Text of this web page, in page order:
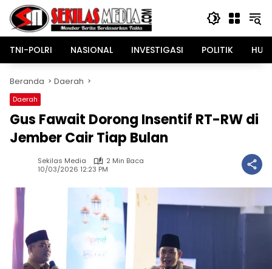
Langsung
konten
TNI-POLRI
NASIONAL INVESTIGASI POLITIK
Beranda Daerah
Daerah
Gus Fawait Dorong Insentif RT-RW di
Jember Cair Tiap Bulan
Sekilas Media
2 Min Baca
10/03/2026 12:23 PM